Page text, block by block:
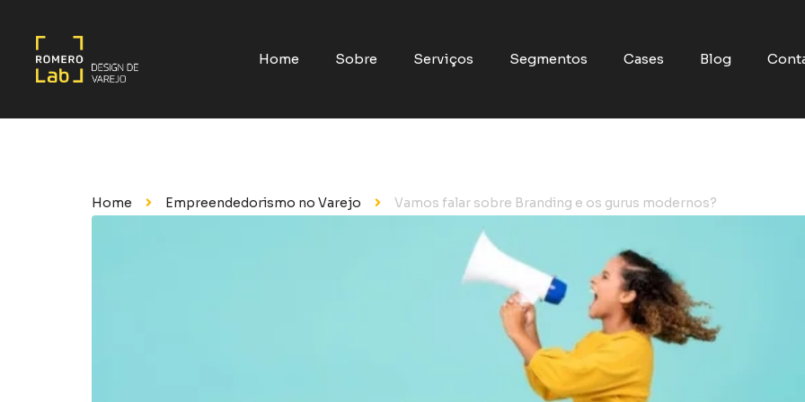
Home Sobre Serviços Segmentos Cases Blog
Home Empreendedorismo no Varejo Vamos falar sobre Branding e os gurus modernos?